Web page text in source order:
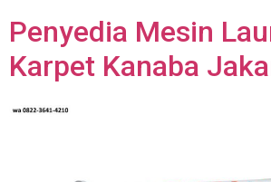
Penyedia Mesin
Karpet Kanaba